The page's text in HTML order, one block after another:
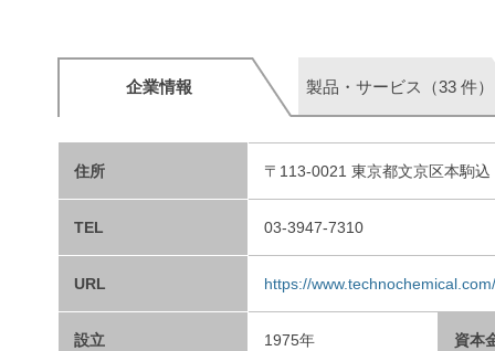
企業情報 製品・サービス（33 件）
住所 〒113-0021 東京都文京区本駒
TEL 03-3947-7310
URL https://www.technochemical.com/
設立 1975年 資本